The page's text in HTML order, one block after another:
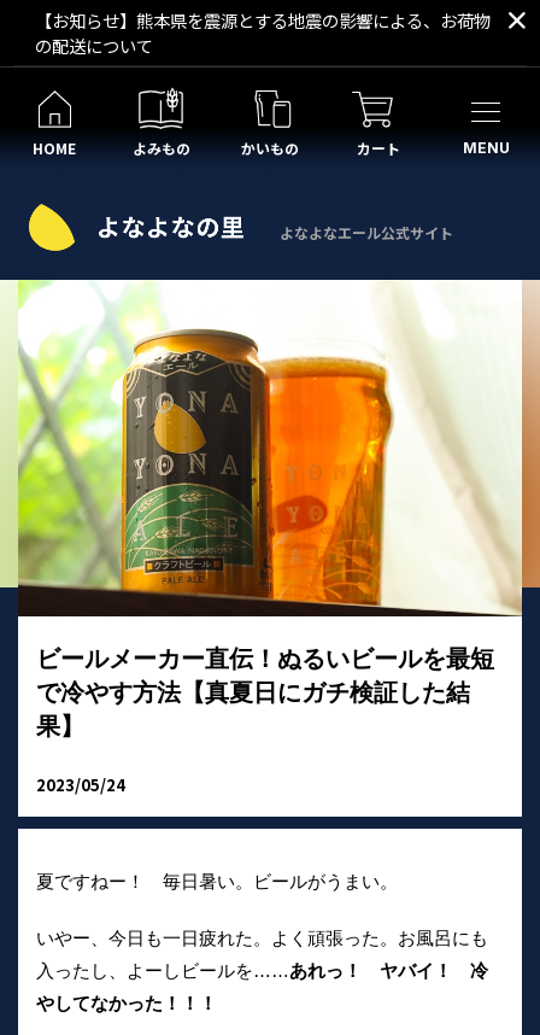
【お知らせ】熊本県を震源とする地震の影響による、お荷物
の配送について
HOME よみもの かいもの カート MENU
よなよなエール公式サイト
ビールメーカー直伝！ぬるいビールを最短
で冷やす方法【真夏日にガチ検証した結
果】
2023/05/24
夏ですねー！ 毎日暑い。ビールがうまい。
いやー、今日も一日疲れた。よく頑張った。お風呂にも
入ったし、よーしビールを……あれっ！ ヤバイ！ 冷
やしてなかった！！！